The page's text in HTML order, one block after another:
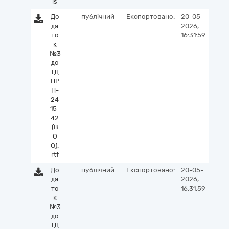
До
да
то
к
№3
до
ТД
ПР
Н-
24
15-
42
(B
O
Q).
rtf
публічний Експортовано:
20-05-
2026,
16:31:59
До
да
то
к
№3
до
ТД
публічний Експортовано:
20-05-
2026,
16:31:59